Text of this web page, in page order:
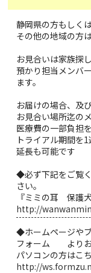
静岡県の方もしく
その他の地域の方
お見合いは家族探
預かり担当メンバ
ます。
お届けの場合、及
お見合い場所迄の
医療費の一部負担
トライアル期間を
延長も可能です
◆必ず下記をご覧
さい。
『ミミの耳 保護犬
http://
◆ホームページ
フォーム よりお
パソコンの方はこ
http://